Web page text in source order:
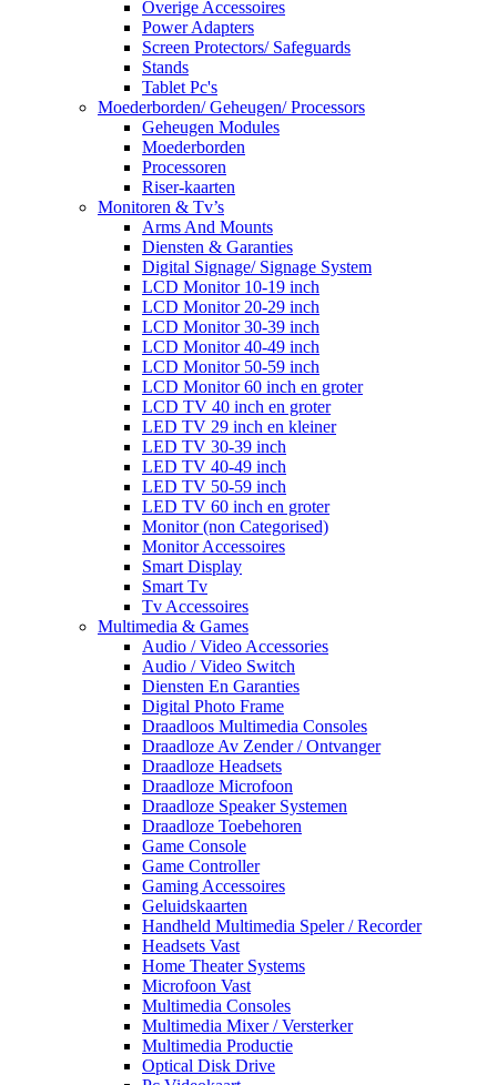
Overige Accessoires
Power Adapters
Screen Protectors/ Safeguards
Stands
Tablet Pc's
Moederborden/ Geheugen/ Processors
Geheugen Modules
Moederborden
Processoren
Riser-kaarten
Monitoren & Tv’s
Arms And Mounts
Diensten & Garanties
Digital Signage/ Signage System
LCD Monitor 10-19 inch
LCD Monitor 20-29 inch
LCD Monitor 30-39 inch
LCD Monitor 40-49 inch
LCD Monitor 50-59 inch
LCD Monitor 60 inch en groter
LCD TV 40 inch en groter
LED TV 29 inch en kleiner
LED TV 30-39 inch
LED TV 40-49 inch
LED TV 50-59 inch
LED TV 60 inch en groter
Monitor (non Categorised)
Monitor Accessoires
Smart Display
Smart Tv
Tv Accessoires
Multimedia & Games
Audio / Video Accessories
Audio / Video Switch
Diensten En Garanties
Digital Photo Frame
Draadloos Multimedia Consoles
Draadloze Av Zender / Ontvanger
Draadloze Headsets
Draadloze Microfoon
Draadloze Speaker Systemen
Draadloze Toebehoren
Game Console
Game Controller
Gaming Accessoires
Geluidskaarten
Handheld Multimedia Speler / Recorder
Headsets Vast
Home Theater Systems
Microfoon Vast
Multimedia Consoles
Multimedia Mixer / Versterker
Multimedia Productie
Optical Disk Drive